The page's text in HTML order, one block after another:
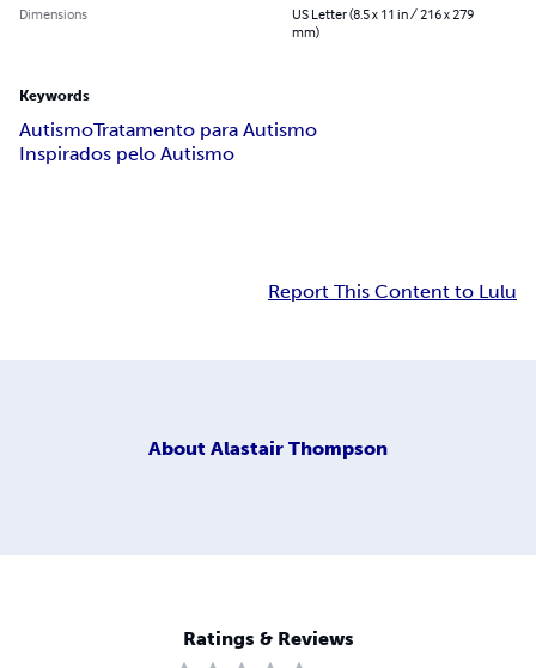
Dimensions
US Letter (8.5 x 11 in / 216 x 279
mm)
Keywords
AutismoTratamento para Autismo
Inspirados pelo Autismo
Report This Content to Lulu
About Alastair Thompson
Ratings & Reviews